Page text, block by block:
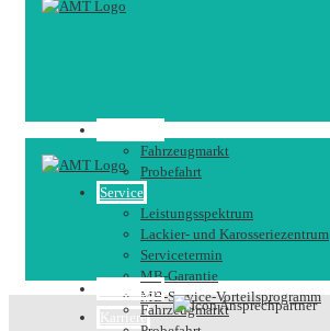
Fahrzeugmarkt
Probefahrt
Service
Leistungsspektrum
Lackier- und Karosseriezentrum
Servicetermin
MB-Garantie
MB-Service-Vorteilsprogramm
Karriere
Fahrzeuge
Fahrzeugmarkt